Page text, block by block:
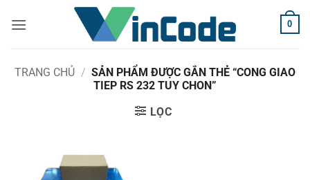
qua
0
TRANG CHỦ / SẢN PHẨM ĐƯỢC GẮN THẺ “CONG GIAO
TIEP RS 232 TUY CHON”
LỌC